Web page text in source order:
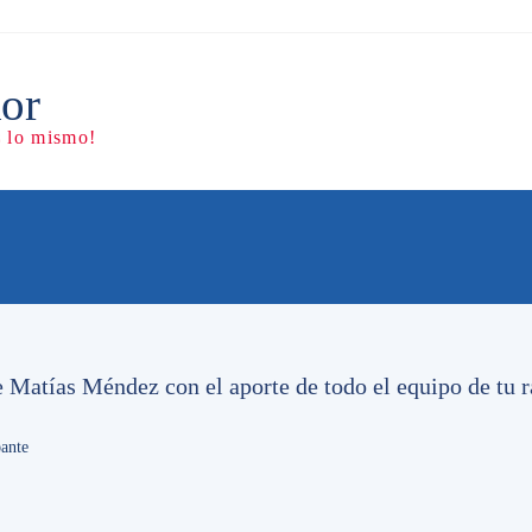
Méndez con el aporte de todo el equipo de tu